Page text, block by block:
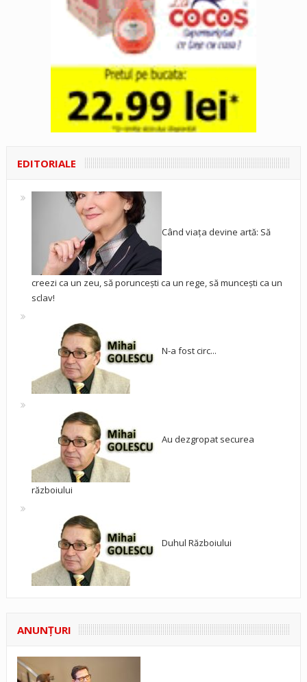
EDITORIALE
Când viața devine artă: Să
creezi ca un zeu, să poruncești ca un rege, să muncești ca un
sclav!
N-a fost circ...
Au dezgropat securea
războiului
Duhul Războiului
ANUNŢURI